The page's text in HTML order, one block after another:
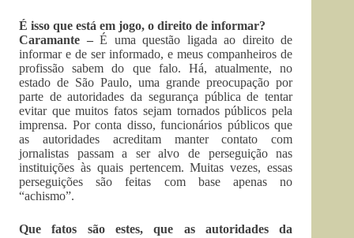
É isso que está em jogo, o direito de informar?
Caramante –É uma questão ligada ao direito de
informar e de ser informado, e meus companheiros de
profissão sabem do que falo. Há, atualmente, no
estado de São Paulo, uma grande preocupação por
parte de autoridades da segurança pública de tentar
evitar que muitos fatos sejam tornados públicos pela
imprensa. Por conta disso, funcionários públicos que
as autoridades acreditam manter contato com
jornalistas passam a ser alvo de perseguição nas
instituições às quais pertencem. Muitas vezes, essas
perseguições são feitas com base apenas no
“achismo”.
Que fatos são estes, que as autoridades da